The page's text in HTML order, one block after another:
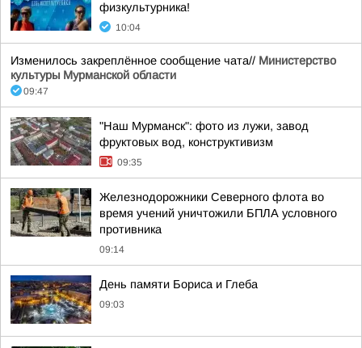
физкультурника!
10:04
Изменилось закреплённое сообщение чата// Министерство
культуры Мурманской области
09:47
"Наш Мурманск": фото из лужи, завод
фруктовых вод, конструктивизм
09:35
Железнодорожники Северного флота во
время учений уничтожили БПЛА условного
противника
09:14
День памяти Бориса и Глеба
09:03